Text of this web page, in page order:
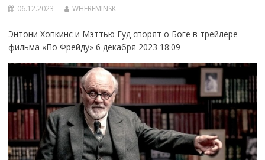
06.12.2023 WHEREMINSK
Энтони Хопкинс и Мэттью Гуд спорят о Боге в трейлере
фильма «По Фрейду» 6 декабря 2023 18:09